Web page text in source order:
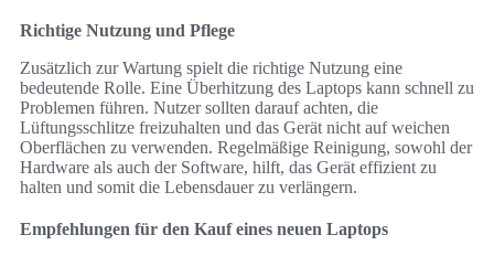
Richtige Nutzung und Pflege
Zusätzlich zur Wartung spielt die richtige Nutzung eine
bedeutende Rolle. Eine Überhitzung des Laptops kann schnell zu
Problemen führen. Nutzer sollten darauf achten, die
Lüftungsschlitze freizuhalten und das Gerät nicht auf weichen
Oberflächen zu verwenden. Regelmäßige Reinigung, sowohl der
Hardware als auch der Software, hilft, das Gerät effizient zu
halten und somit die Lebensdauer zu verlängern.
Empfehlungen für den Kauf eines neuen Laptops